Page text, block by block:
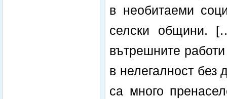
в необитаеми
селски общини.
вътрешните
в нелегалност без
са много